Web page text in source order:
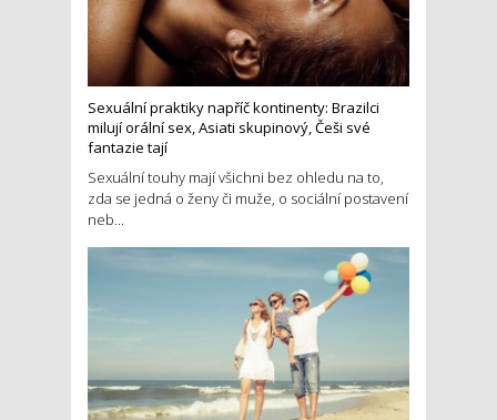
Sexuální praktiky napříč kontinenty: Brazilci
milují orální sex, Asiati skupinový, Češi své
fantazie tají
Sexuální touhy mají všichni bez ohledu na to,
zda se jedná o ženy či muže, o sociální postavení
neb...